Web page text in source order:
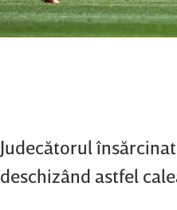
Judecătorul
deschizând astfel